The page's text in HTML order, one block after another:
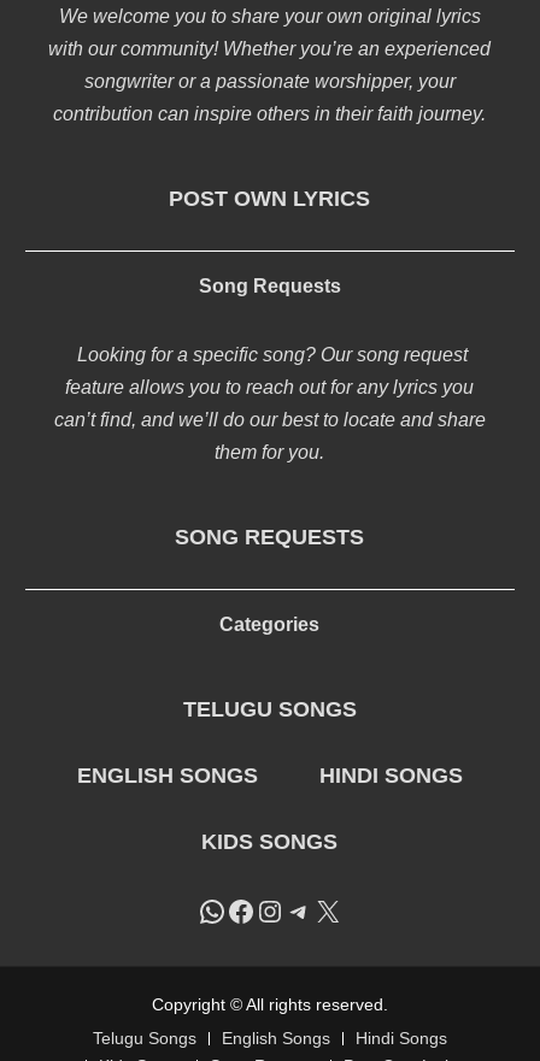
We welcome you to share your own original lyrics
with our community! Whether you’re an experienced
songwriter or a passionate worshipper, your
contribution can inspire others in their faith journey.
POST OWN LYRICS
Song Requests
Looking for a specific song? Our song request
feature allows you to reach out for any lyrics you
can’t find, and we’ll do our best to locate and share
them for you.
SONG REQUESTS
Categories
TELUGU SONGS
ENGLISH SONGS HINDI SONGS
KIDS SONGS
WhatsApp
Facebook
Instagram
Telegram
X
Copyright © All rights reserved.
Telugu Songs
English Songs
Hindi Songs